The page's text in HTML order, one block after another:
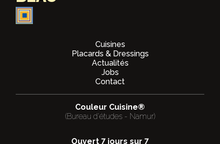
Cuisines
Placards & Dressings
Actualités
Jobs
Contact
Couleur Cuisine®
(Bureau d'études - Namur)
Ouvert 7 jours sur 7